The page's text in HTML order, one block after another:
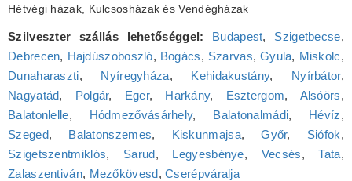
Hétvégi házak, Kulcsosházak és Vendégházak
Szilveszter szállás lehetőséggel: Budapest, Szigetbecse,
Debrecen, Hajdúszoboszló, Bogács, Szarvas, Gyula, Miskolc,
Dunaharaszti, Nyíregyháza, Kehidakustány, Nyírbátor,
Nagyatád, Polgár, Eger, Harkány, Esztergom, Alsóörs,
Balatonlelle, Hódmezővásárhely, Balatonalmádi, Hévíz,
Szeged, Balatonszemes, Kiskunmajsa,Győr, Siófok,
Szigetszentmiklós, Sarud, Legyesbénye, Vecsés,Tata,
Zalaszentiván, Mezőkövesd,Cserépváralja